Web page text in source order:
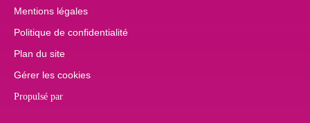
Mentions légales
Politique de confidentialité
Plan du site
Gérer les cookies
Propulsé par